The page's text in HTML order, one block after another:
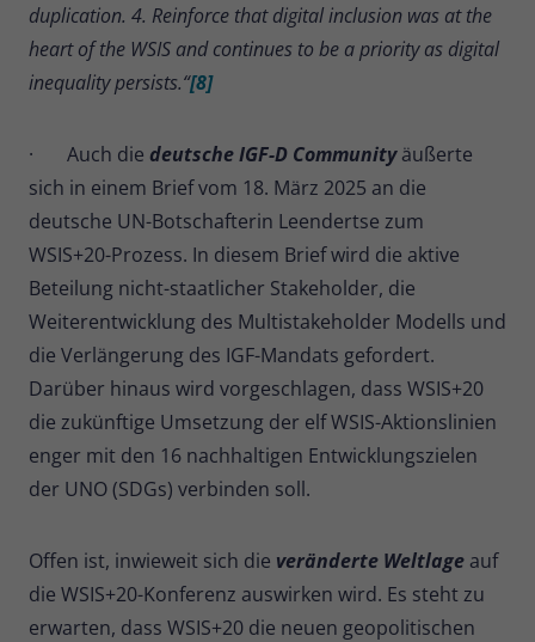
duplication. 4. Reinforce that digital inclusion was at the
heart of the WSIS and continues to be a priority as digital
inequality persists.“[8]
· Auch die deutsche IGF-D Communityäußerte
sich in einem Brief vom 18. März 2025 an die
deutsche UN-Botschafterin Leendertse zum
WSIS+20-Prozess. In diesem Brief wird die aktive
Beteilung nicht-staatlicher Stakeholder, die
Weiterentwicklung des Multistakeholder Modells und
die Verlängerung des IGF-Mandats gefordert.
Darüber hinaus wird vorgeschlagen, dass WSIS+20
die zukünftige Umsetzung der elf WSIS-Aktionslinien
enger mit den 16 nachhaltigen Entwicklungszielen
der UNO (SDGs) verbinden soll.
Offen ist, inwieweit sich die veränderte Weltlage auf
die WSIS+20-Konferenz auswirken wird. Es steht zu
erwarten, dass WSIS+20 die neuen geopolitischen